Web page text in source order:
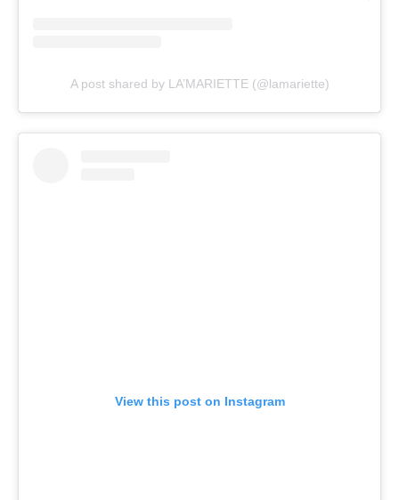
A post shared by LA’MARIETTE (@lamariette)
View this post on Instagram